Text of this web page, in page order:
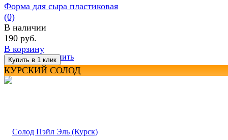
избранное сравнить
Форма для сыра пластиковая
(0)
В наличии
190 руб.
В корзину
КУРСКИЙ СОЛОД